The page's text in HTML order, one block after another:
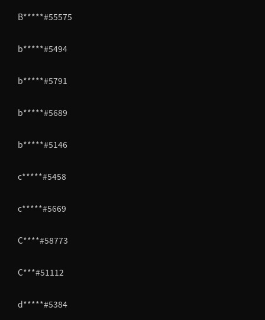
B*****#55575
b*****#5494
b*****#5791
b*****#5689
b*****#5146
c*****#5458
c*****#5669
C****#58773
C***#51112
d*****#5384